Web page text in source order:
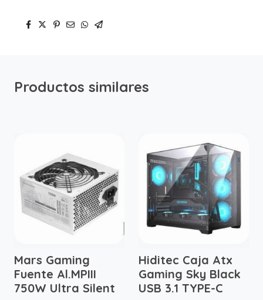
Productos similares
Mars Gaming
Fuente Al.MPIII
750W Ultra Silent
Hiditec Caja Atx
Gaming Sky Black
USB 3.1 TYPE-C